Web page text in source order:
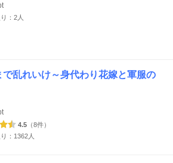
：2人
で乱れいけ～身代わり花嫁と軍服の
4.5 （8件）
：1362人